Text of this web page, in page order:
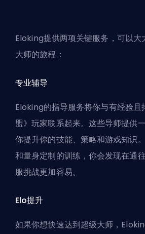
Eloking提供两项关键服务，可以大
大师的旅程：
专业辅导
Eloking的指导服务将你与有经验且
盟》玩家联系起来。这些导师提供
你提升你的技能、策略和游戏知识
和量身定制的训练，你会发现在通
服挑战更加容易。
Elo提升
如果你想快速达到超级大师，